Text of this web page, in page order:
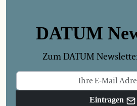
DATUM
Zum DATUM
Eintragen